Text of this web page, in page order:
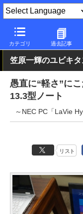
カテゴリ 過去記事
PC Watch パソコン/
笠原一輝のユビキ
愚直に“軽さ”に
13.3型ノート
～NEC PC「LaVie
リスト